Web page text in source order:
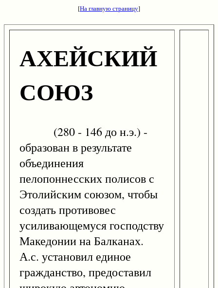
[На главную страницу]
АХЕЙСКИЙ
СОЮЗ
(280 - 146 до н.э.) -
образован в результате
объединения
пелопоннесских полисов с
Этолийским союзом, чтобы
создать противовес
усиливающемуся господству
Македонии на Балканах.
А.с. установил единое
гражданство, предоставил